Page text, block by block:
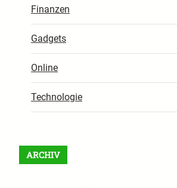
Finanzen
Gadgets
Online
Technologie
ARCHIV